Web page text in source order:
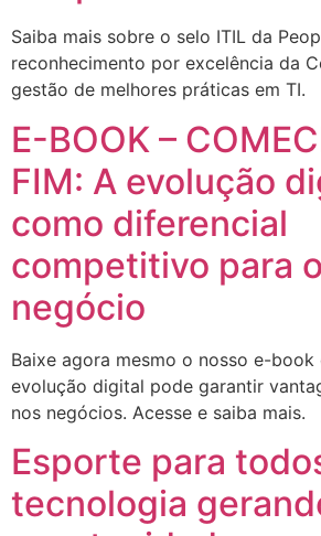
Saiba mais sobre o selo ITIL da
reconhecimento por excelência da
gestão de melhores práticas em TI.
E-BOOK –
FIM: A evolução
como diferencial
competitivo para
negócio
Baixe agora mesmo o nosso e-
evolução digital pode garantir
nos negócios. Acesse e saiba mais.
Esporte para
tecnologia